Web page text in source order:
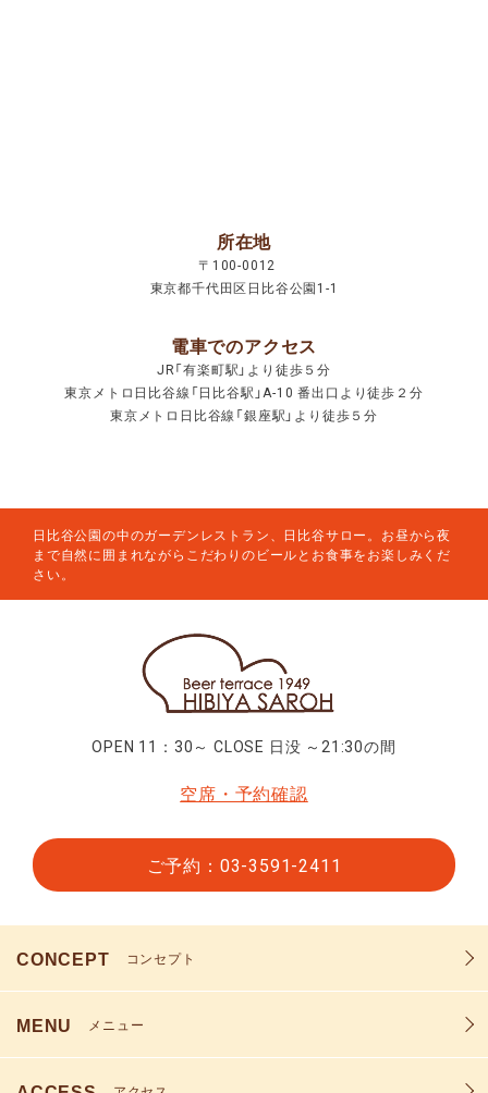
所在地
〒100-0012
東京都千代田区日比谷公園1-1
電車でのアクセス
JR「有楽町駅」より徒歩５分
東京メトロ日比谷線「日比谷駅」A-10 番出口より徒歩２分
東京メトロ日比谷線「銀座駅」より徒歩５分
日比谷公園の中のガーデンレストラン、日比谷サロー。お昼から夜
まで自然に囲まれながらこだわりのビールとお食事をお楽しみくだ
さい。
OPEN 11：30～ CLOSE 日没 ～21:30の間
空席・予約確認
ご予約：03-3591-2411
コンセプト
CONCEPT
メニュー
MENU